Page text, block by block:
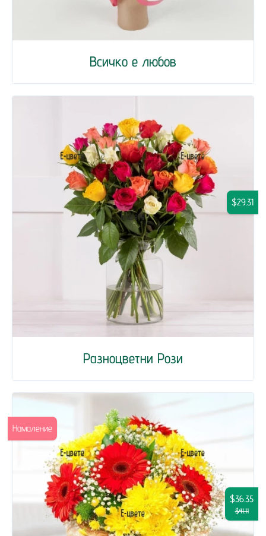
Всичко е любов
Разноцветни Рози
$29.31
$36.35
$41.11
Намаление